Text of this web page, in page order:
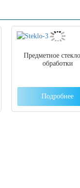
Предметное
обработки
Подробнее